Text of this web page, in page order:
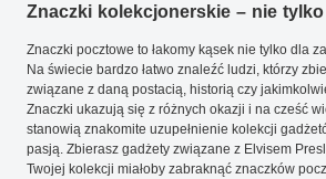
Znaczki kolekcjonerskie – nie
Znaczki pocztowe to łakomy kąsek nie tylko dla
Na świecie bardzo łatwo znaleźć ludzi, którzy
związane z daną postacią, historią czy
Znaczki ukazują się z różnych okazji i na cześć
stanowią znakomite uzupełnienie kolekcji
pasją. Zbierasz gadżety związane z Elvisem
Twojej kolekcji miałoby zabraknąć znaczków